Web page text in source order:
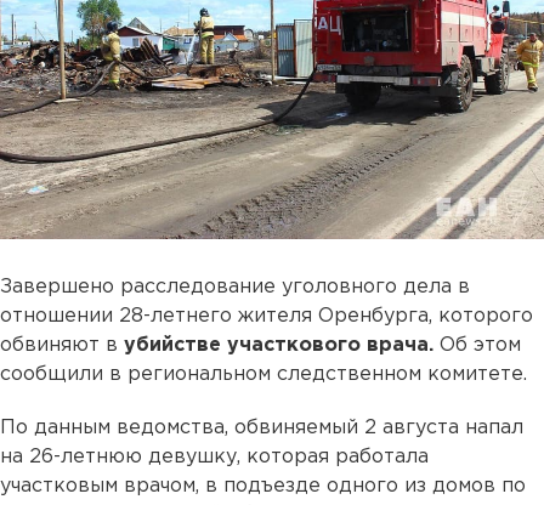
Завершено расследование уголовного дела в
отношении 28-летнего жителя Оренбурга, которого
обвиняют в убийстве участкового врача. Об этом
сообщили в региональном следственном комитете.
По данным ведомства, обвиняемый 2 августа напал
на 26-летнюю девушку, которая работала
участковым врачом, в подъезде одного из домов по